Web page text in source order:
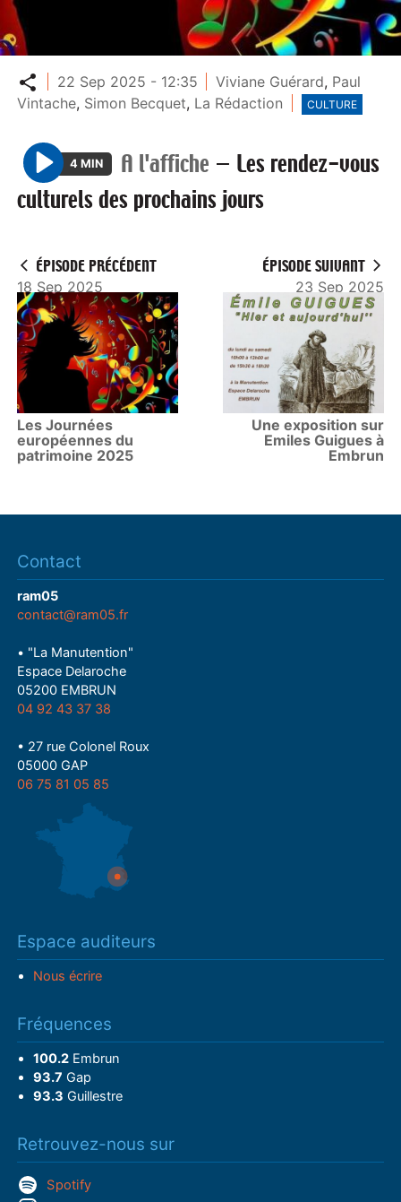
Partager
22 Sep 2025 - 12:35 Viviane Guérard, Paul
Vintache, Simon Becquet, La Rédaction CULTURE
P
l
4 MIN A l'affiche — Les rendez-vous
culturels des prochains jours
ÉPISODE PRÉCÉDENT
18 Sep 2025
Les Journées
européennes du
patrimoine 2025
ÉPISODE SUIVANT
23 Sep 2025
Une exposition sur
Emiles Guigues à
Embrun
Contact
ram05
contact@ram05.fr
• "La Manutention"
Espace Delaroche
05200 EMBRUN
04 92 43 37 38
• 27 rue Colonel Roux
05000 GAP
06 75 81 05 85
Espace auditeurs
Nous écrire
Fréquences
100.2Embrun
93.7 Gap
93.3 Guillestre
Retrouvez-nous sur
Spotify